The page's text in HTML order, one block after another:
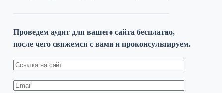
Проведем аудит для вашего сайта бесплатно,
после чего свяжемся с вами и проконсультируем.